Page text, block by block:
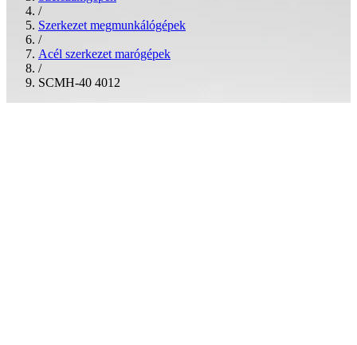
/
Szerkezet megmunkálógépek
/
Acél szerkezet marógépek
/
SCMH-40 4012